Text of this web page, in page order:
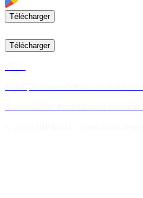
Télécharger
Télécharger